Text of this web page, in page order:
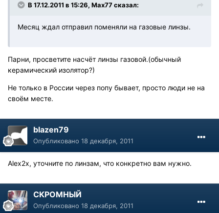
В 17.12.2011 в 15:26, Max77 сказал:
Месяц ждал отправил поменяли на газовые линзы.
Парни, просветите насчёт линзы газовой.(обычный
керамический изолятор?)
Не только в России через попу бывает, просто люди не на
своём месте.
blazen79
Опубликовано 18 декабря, 2011
Alex2x, уточните по линзам, что конкретно вам нужно.
СКРОМНЫЙ
Опубликовано 18 декабря, 2011